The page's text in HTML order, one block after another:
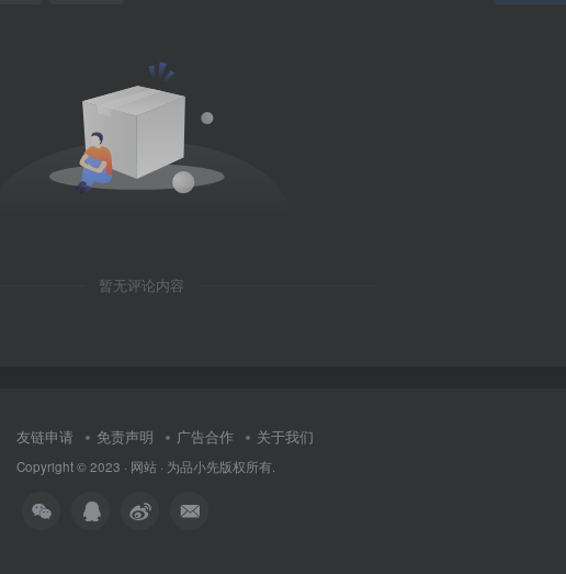
暂无评论内容
友链申请 免责声明 广告合作 关于我们
Copyright © 2023 · 网站 · 为品小先版权所有.